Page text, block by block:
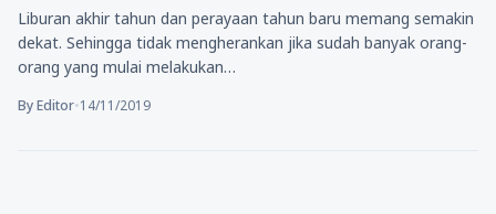
Liburan akhir tahun dan perayaan tahun baru memang semakin
dekat. Sehingga tidak mengherankan jika sudah banyak orang-
orang yang mulai melakukan…
By Editor•14/11/2019